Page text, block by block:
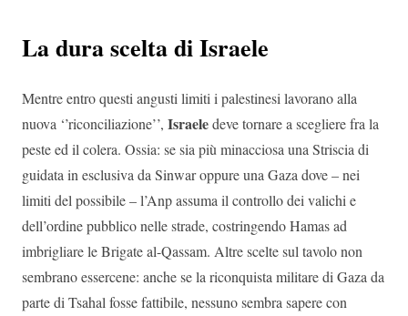
La dura scelta di Israele
Mentre entro questi angusti limiti i palestinesi lavorano alla
nuova ‘’riconciliazione’’, Israeledeve tornare a scegliere fra la
peste ed il colera. Ossia: se sia più minacciosa una Striscia di
guidata in esclusiva da Sinwar oppure una Gaza dove – nei
limiti del possibile – l’Anp assuma il controllo dei valichi e
dell’ordine pubblico nelle strade, costringendo Hamas ad
imbrigliare le Brigate al-Qassam. Altre scelte sul tavolo non
sembrano essercene: anche se la riconquista militare di Gaza da
parte di Tsahal fosse fattibile, nessuno sembra sapere con